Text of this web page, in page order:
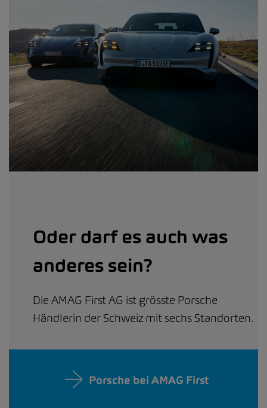
Oder darf es auch was
anderes sein?
Die AMAG First AG ist grösste Porsche
Händlerin der Schweiz mit sechs Standorten.
Porsche bei AMAG First